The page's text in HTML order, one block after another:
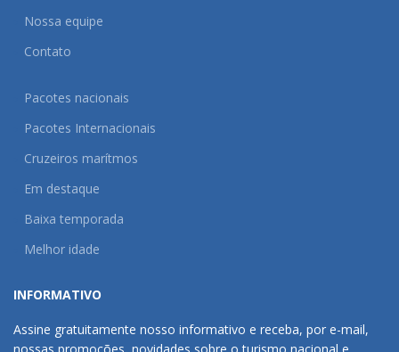
Nossa equipe
Contato
Pacotes nacionais
Pacotes Internacionais
Cruzeiros marítmos
Em destaque
Baixa temporada
Melhor idade
INFORMATIVO
Assine gratuitamente nosso informativo e receba, por e-mail,